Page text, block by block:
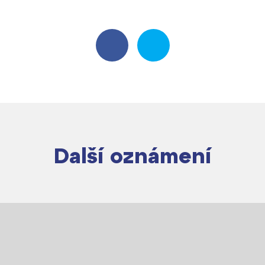
Další oznámení